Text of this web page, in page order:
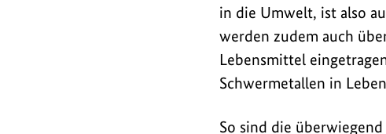
in die Umwelt, ist also
werden zudem auch
Lebensmittel
Schwermetallen in
So sind die